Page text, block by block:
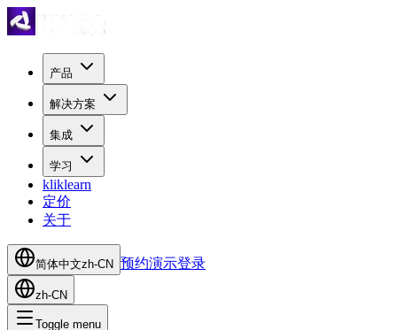
产品
解决方案
集成
学习
kliklearn
定价
关于
简体中文zh-CN 预约演示登录
zh-CN
Toggle menu